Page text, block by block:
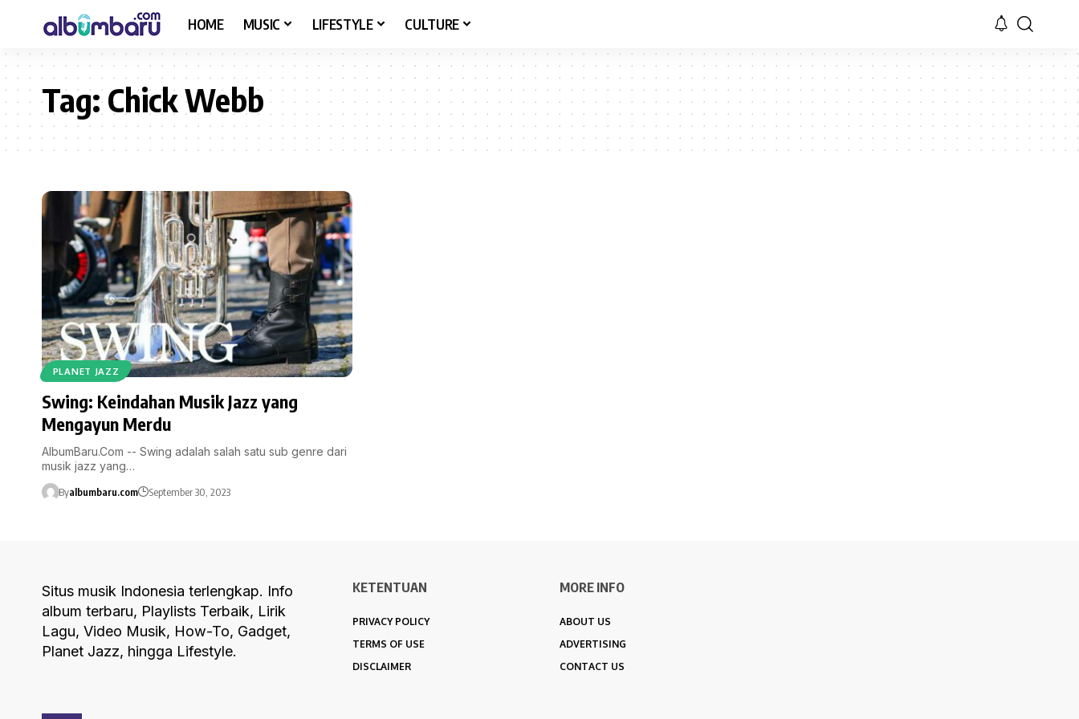
HOME MUSIC LIFESTYLE CULTURE
Tag:Chick Webb
PLANET JAZZ
Swing: Keindahan Musik Jazz yang
Mengayun Merdu
AlbumBaru.Com -- Swing adalah salah satu sub genre dari
musik jazz yang…
Byalbumbaru.com September 30, 2023
Situs musik Indonesia terlengkap. Info
album terbaru, Playlists Terbaik, Lirik
Lagu, Video Musik, How-To, Gadget,
Planet Jazz, hingga Lifestyle.
KETENTUAN
PRIVACY POLICY
TERMS OF USE
DISCLAIMER
MORE INFO
ABOUT US
ADVERTISING
CONTACT US